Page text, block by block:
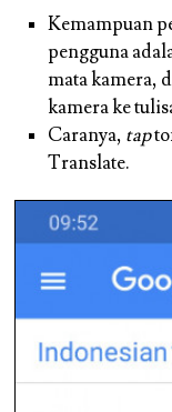
Kemampuan
pengguna
mata kamera,
kamera ke
Caranya, tap
Translate.